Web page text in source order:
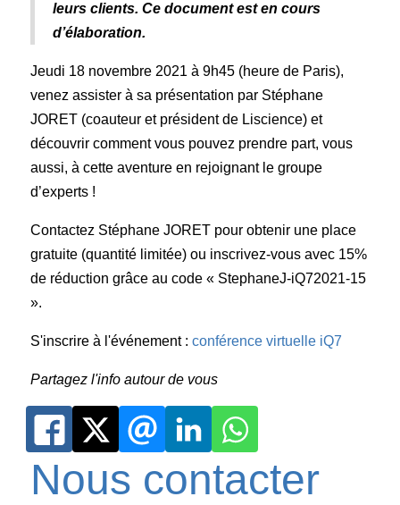
leurs clients. Ce document est en cours
d’élaboration.
Jeudi 18 novembre 2021 à 9h45 (heure de Paris),
venez assister à sa présentation par Stéphane
JORET (coauteur et président de Liscience) et
découvrir comment vous pouvez prendre part, vous
aussi, à cette aventure en rejoignant le groupe
d’experts !
Contactez Stéphane JORET pour obtenir une place
gratuite (quantité limitée) ou inscrivez-vous avec 15%
de réduction grâce au code « StephaneJ-iQ72021-15
».
S'inscrire à l'événement :conférence virtuelle iQ7
Partagez l'info autour de vous
Nous contacter